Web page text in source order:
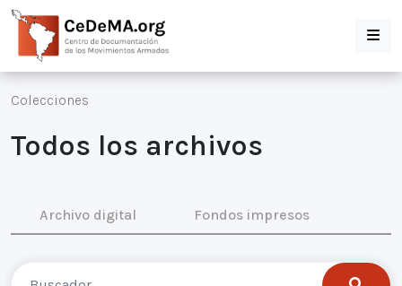
Colecciones
Todos los archivos
Archivo digital Fondos impresos